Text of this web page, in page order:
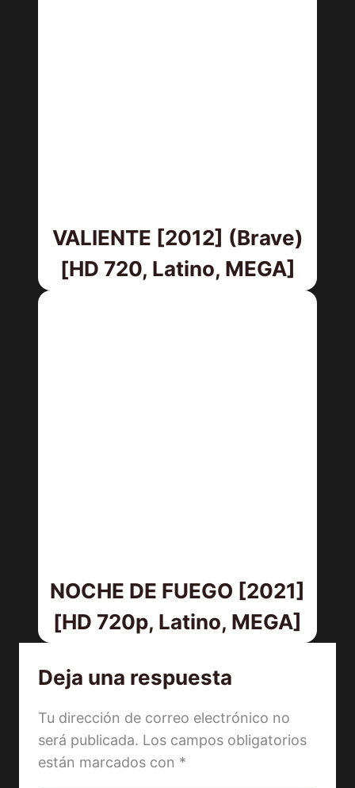
VALIENTE [2012] (Brave)
[HD 720, Latino, MEGA]
NOCHE DE FUEGO [2021]
[HD 720p, Latino, MEGA]
Deja una respuesta
Tu dirección de correo electrónico no
será publicada. Los campos obligatorios
están marcados con *